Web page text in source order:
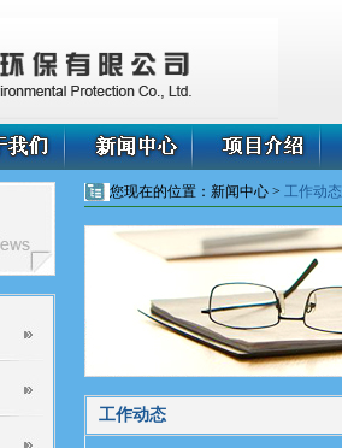
您现在的位置：新闻中心 > 工作动态
工作动态